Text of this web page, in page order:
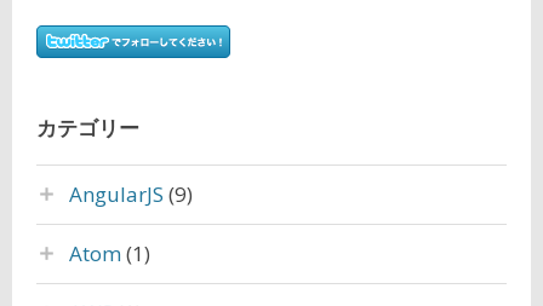
カテゴリー
AngularJS (9)
Atom(1)